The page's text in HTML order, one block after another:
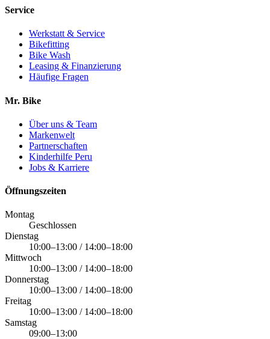
Service
Werkstatt & Service
Bikefitting
Bike Wash
Leasing & Finanzierung
Häufige Fragen
Mr. Bike
Über uns & Team
Markenwelt
Partnerschaften
Kinderhilfe Peru
Jobs & Karriere
Öffnungszeiten
Montag
Geschlossen
Dienstag
10:00–13:00 / 14:00–18:00
Mittwoch
10:00–13:00 / 14:00–18:00
Donnerstag
10:00–13:00 / 14:00–18:00
Freitag
10:00–13:00 / 14:00–18:00
Samstag
09:00–13:00